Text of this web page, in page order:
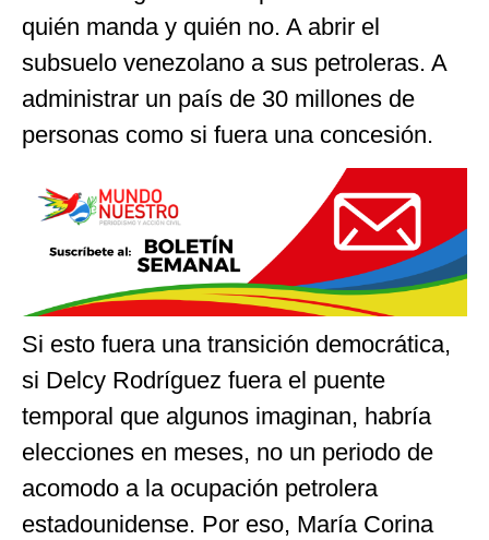
quién manda y quién no. A abrir el
subsuelo venezolano a sus petroleras. A
administrar un país de 30 millones de
personas como si fuera una concesión.
Si esto fuera una transición democrática,
si Delcy Rodríguez fuera el puente
temporal que algunos imaginan, habría
elecciones en meses, no un periodo de
acomodo a la ocupación petrolera
estadounidense. Por eso, María Corina